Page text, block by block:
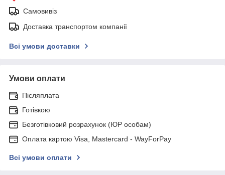
Самовивіз
Доставка транспортом компанії
Всі умови доставки
Умови оплати
Післяплата
Готівкою
Безготівковий розрахунок (ЮР особам)
Оплата картою Visa, Mastercard - WayForPay
Всі умови оплати